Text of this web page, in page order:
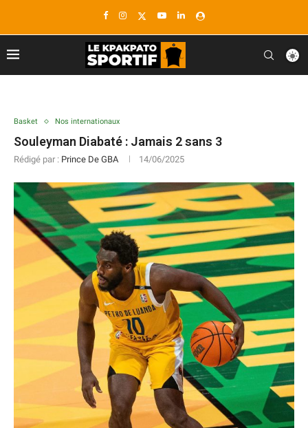
Basket Nos internationaux
Souleyman Diabaté : Jamais 2 sans 3
Rédigé par : Prince De GBA 14/06/2025